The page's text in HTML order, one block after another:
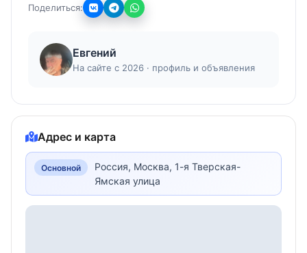
Опыт не то что бы большой - огромный.
Работаем по РФ.
Поделиться:
Евгений
На сайте с 2026 · профиль и объявления
Адрес и карта
Основной
Россия, Москва, 1-я Тверская-
Ямская улица